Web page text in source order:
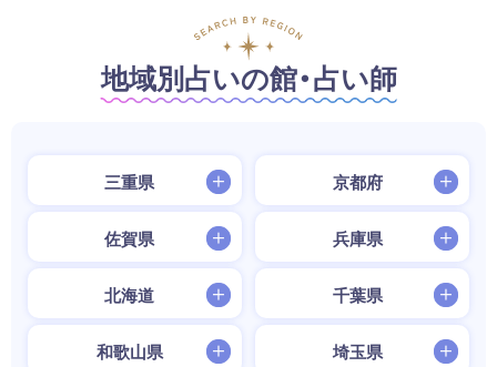
地域別占いの館・占い師
三重県 京都府
佐賀県 兵庫県
北海道 千葉県
和歌山県 埼玉県